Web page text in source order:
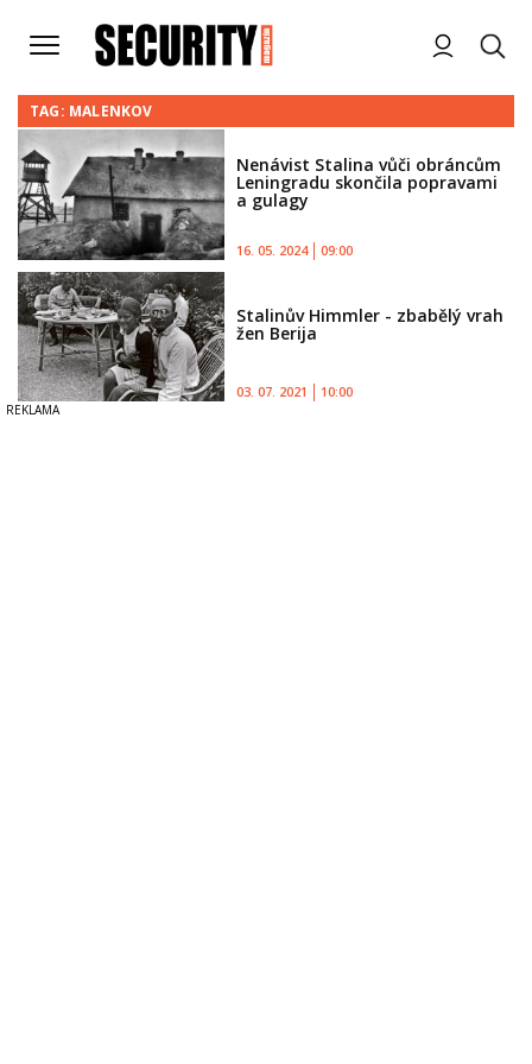
TAG: MALENKOV
Nenávist Stalina vůči obráncům
Leningradu skončila popravami
a gulagy
16. 05. 2024 09:00
Stalinův Himmler - zbabělý vrah
žen Berija
03. 07. 2021 10:00